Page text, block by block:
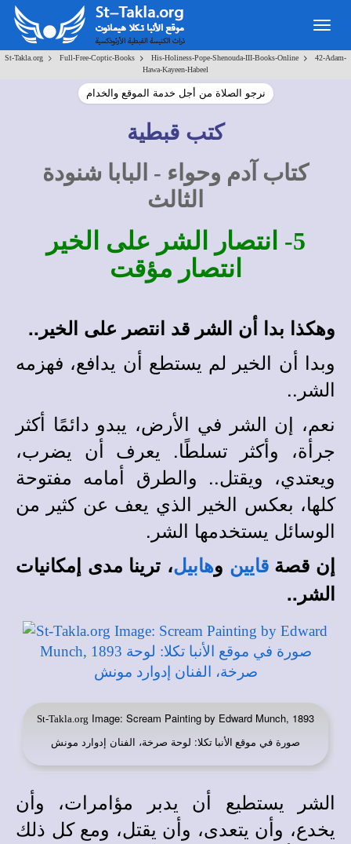
St-Takla.org > Full-Free-Coptic-Books > His-Holiness-Pope-Shenouda-III-Books-Online >
42-Adam-
Hawa-Kayeen-Habeel
نرجو الصلاة من أجل خدمة الموقع والخدام
كتب قبطية
كتاب آدم وحواء - البابا شنودة
الثالث
5- انتصار الشر على الخير
انتصار مؤقت
وهكذا بدا أن الشر قد انتصر على الخير..
وبدا أن الخير لم يستطع أن يدافع، فهزمه
الشر..
نعم، إن الشر في الأرض، يبدو دائمًا أكثر
جرأة، وأكثر تسلطًا. يعرف أن يضرب،
ويعتدي، ويقتل.. والطرق أمامه مفتوحة
كلها، بعكس الخير الذي يعف عن كثير من
الوسائل يستخدمها الشر.
إن قصةقايين وهابيل، ترينا مدى إمكانيات
الشر..
St-Takla.org Image: Scream Painting by Edward Munch, 1893
صورة في موقع الأنبا تكلا: لوحة صرخة، الفنان إدوارد مونش
الشر يستطيع أن يدبر مؤامرات، وأن
يخدع، وأن يتعدى، وأن يقتل، ومع كل ذلك